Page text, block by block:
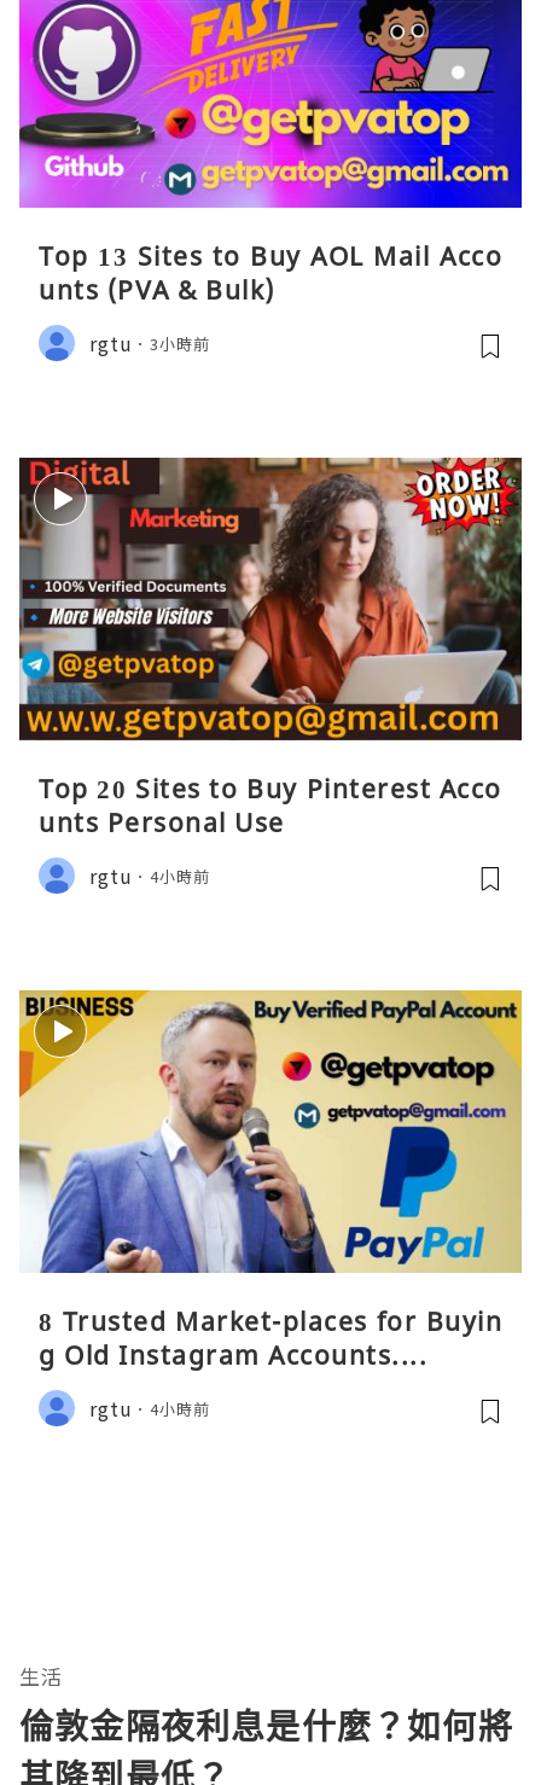
Top 13 Sites to Buy AOL Mail Acco
unts (PVA & Bulk)
rgtu 3小時前
Top 20 Sites to Buy Pinterest Acco
unts Personal Use
rgtu 4小時前
8 Trusted Market-places for Buyin
g Old Instagram Accounts....
rgtu 4小時前
生活
倫敦金隔夜利息是什麼？如何將